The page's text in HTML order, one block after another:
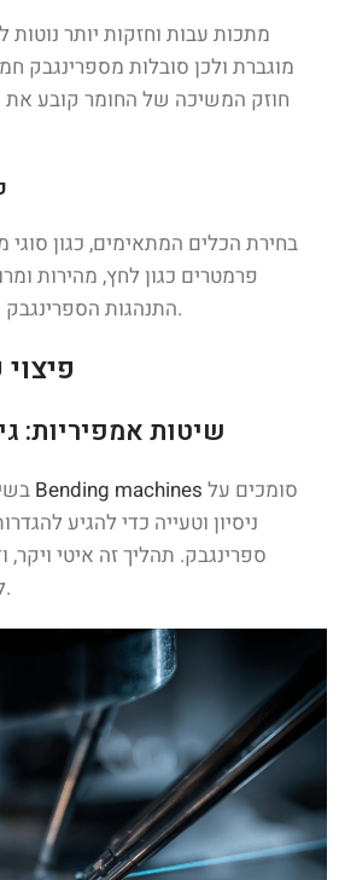
מתכות עבות וחזקות יותר
מוגברת ולכן סובלות מספרינגבק
חוזק המשיכה של החומר קובע את
בחירת הכלים המתאימים, כגון סוגי
פרמטרים כגון לחץ, מהירות
התנהגות הספרינגבק ועל דיוק הכיפוף הסופי.
שיטות אמפיריות:
Bending machines
ניסיון וטעייה כדי להגיע
ספרינגבק. תהליך זה איטי
להשגת התוצאה הרצויה.